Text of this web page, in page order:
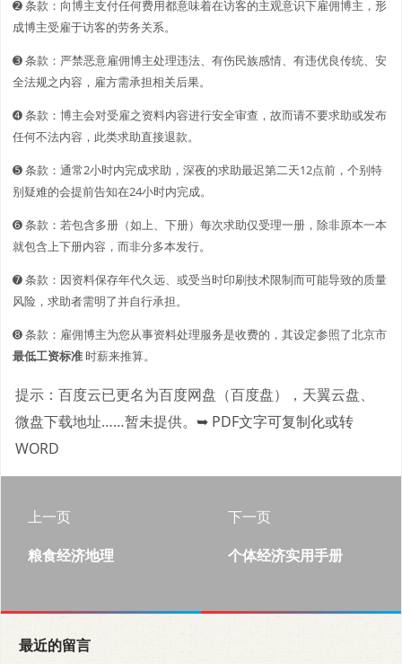
➋️️ 条款：向博主支付任何费用都意味着在访客的主观意识下雇佣博主，形
成博主受雇于访客的劳务关系。
➌ 条款：严禁恶意雇佣博主处理违法、有伤民族感情、有违优良传统、安
全法规之内容，雇方需承担相关后果。
➍ 条款：博主会对受雇之资料内容进行安全审查，故而请不要求助或发布
任何不法内容，此类求助直接退款。
➎ 条款：通常2小时内完成求助，深夜的求助最迟第二天12点前，个别特
别疑难的会提前告知在24小时内完成。
➏ 条款：若包含多册（如上、下册）每次求助仅受理一册，除非原本一本
就包含上下册内容，而非分多本发行。
➐ 条款：因资料保存年代久远、或受当时印刷技术限制而可能导致的质量
风险，求助者需明了并自行承担。
➑ 条款：雇佣博主为您从事资料处理服务是收费的，其设定参照了北京市
最低工资标准时薪来推算。
提示：百度云已更名为百度网盘（百度盘），天翼云盘、
微盘下载地址……暂未提供。 ➥ PDF文字可复制化或转
WORD
上一页
粮食经济地理
下一页
个体经济实用手册
最近的留言